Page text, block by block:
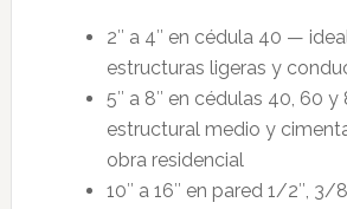
2″ a 4″ en cédula 40 —
estructuras ligeras y
5″ a 8″ en cédulas 40, 60
estructural medio y
obra residencial
10″ a 16″ en pared 1/2″, 3/